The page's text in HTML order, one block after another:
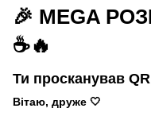
🎉 MEGA
☕🔥
Ти просканував
Вітаю, друже 🤍